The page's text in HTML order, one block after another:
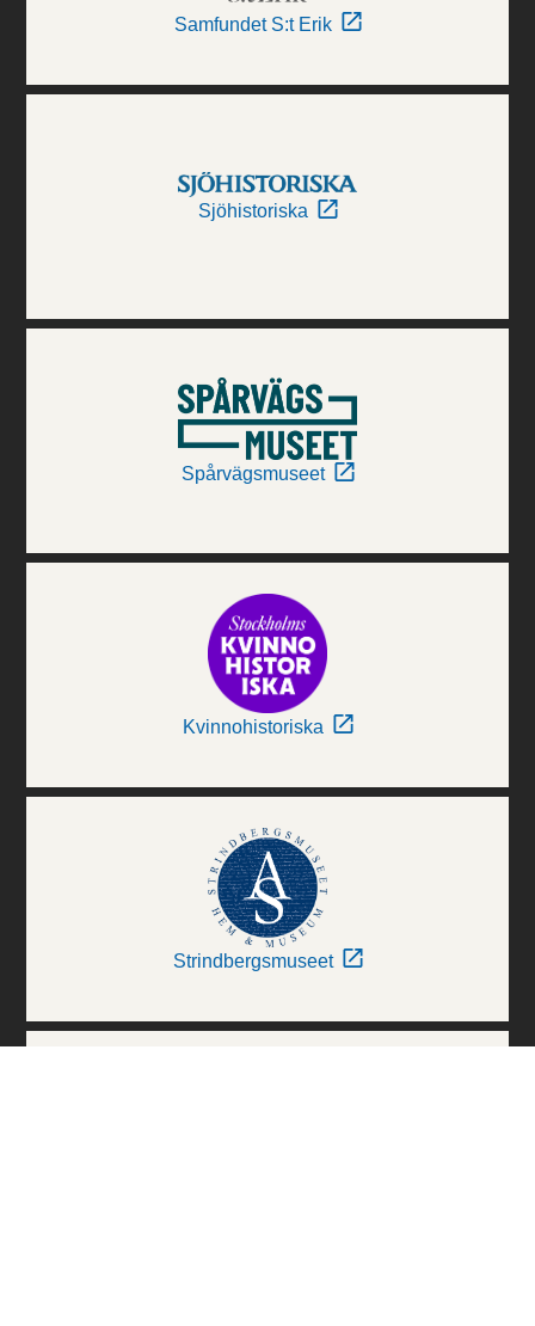
Samfundet S:t Erik
Sjöhistoriska
Spårvägsmuseet
Kvinnohistoriska
Strindbergsmuseet